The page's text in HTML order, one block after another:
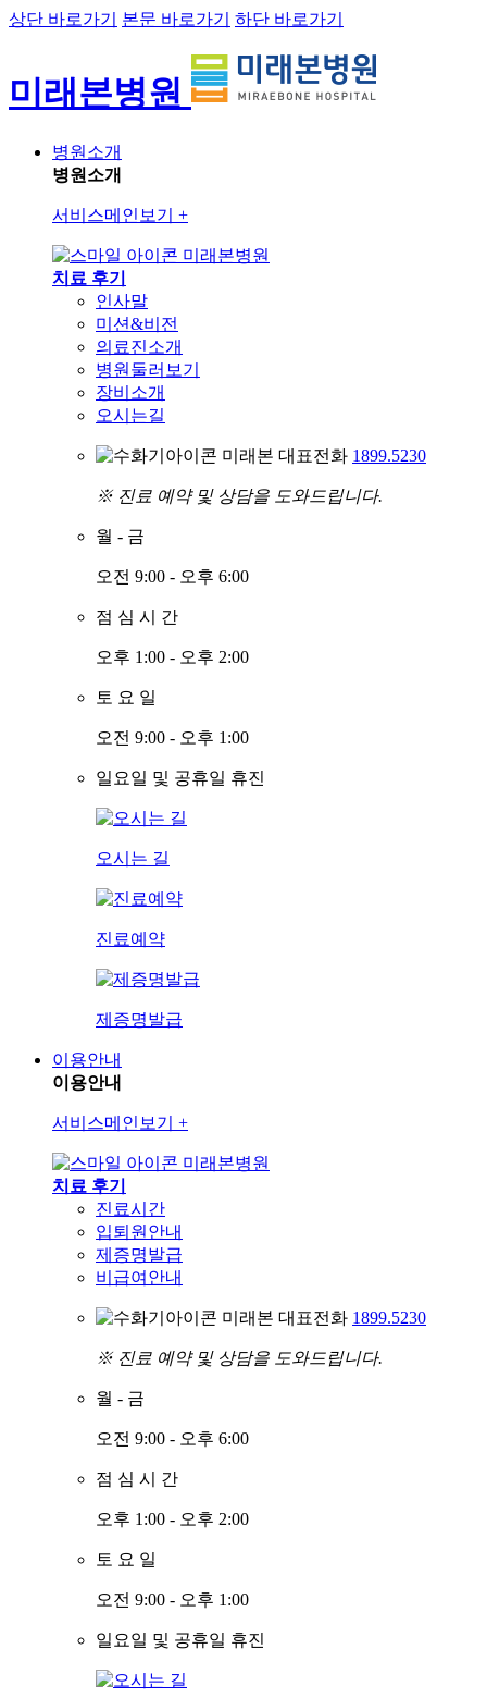
상단 바로가기 본문 바로가기 하단 바로가기
미래본병원
병원소개
병원소개
서비스메인보기 +
미래본병원
치료 후기
인사말
미션&비전
의료진소개
병원둘러보기
장비소개
오시는길
미래본 대표전화 1899.5230
※ 진료 예약 및 상담을 도와드립니다.
월 - 금
오전 9:00 - 오후 6:00
점 심 시 간
오후 1:00 - 오후 2:00
토 요 일
오전 9:00 - 오후 1:00
일요일 및 공휴일 휴진
오시는 길
진료예약
제증명발급
이용안내
이용안내
서비스메인보기 +
미래본병원
치료 후기
진료시간
입퇴원안내
제증명발급
비급여안내
미래본 대표전화 1899.5230
※ 진료 예약 및 상담을 도와드립니다.
월 - 금
오전 9:00 - 오후 6:00
점 심 시 간
오후 1:00 - 오후 2:00
토 요 일
오전 9:00 - 오후 1:00
일요일 및 공휴일 휴진